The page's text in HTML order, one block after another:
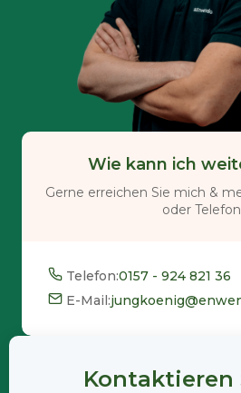
Wie kann ich
Gerne erreichen Sie mich &
oder
Telefon:0157 - 924 821 36
E-Mail:
Kontaktieren